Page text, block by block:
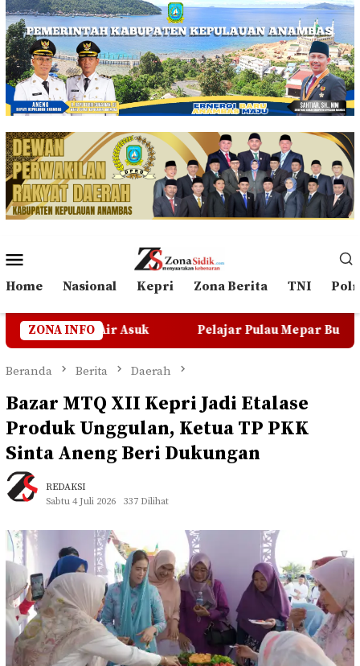
Loncat
ke
konten
Mobile
Home Nasional Kepri Zona Berita TNI
ZONA INFOPelajar Pulau Mepar Butuh Transportasi
Beranda Berita Daerah
Bazar MTQ XII Kepri Jadi Etalase
Produk Unggulan, Ketua TP PKK
Sinta Aneng Beri Dukungan
REDAKSI
Sabtu 4 Juli 2026
337 Dilihat